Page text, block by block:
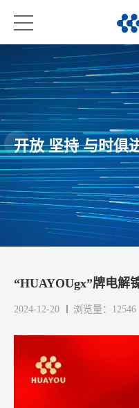
开放 坚持 与时俱
“HUAYOUgx”牌电解
2024-12-20 浏览量：12546